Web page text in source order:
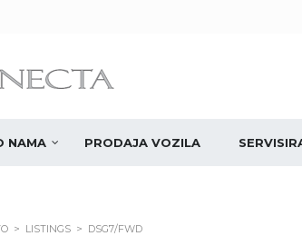
NAMA PRODAJA VOZILA
> LISTINGS > DSG7/FWD